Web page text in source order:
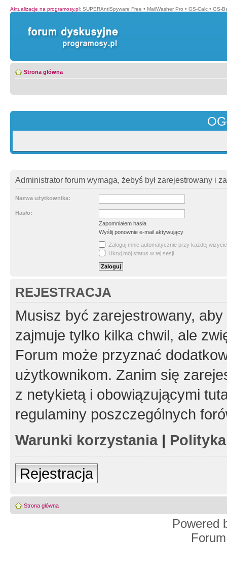
Aktualizacje na programosy.pl: SUPERAntiSpyware Free • MailWasher Pro • GS-Calc • GS-
Strona główna
Administrator forum wymaga, żebyś był zarejestrowany i
Nazwa użytkownika:
Hasło:
Zapomniałem hasła
Wyślij ponownie e-mail aktywujący
Zaloguj mnie automatycznie przy każdej wizycie
Ukryj mój status w tej sesji
REJESTRACJA
Musisz być zarejestrowany,
zajmuje tylko kilka chwil, ale
Forum może przyznać
użytkownikom. Zanim się
z netykietą i obowiązującymi
regulaminy poszczególnych
Warunki korzystania|
Rejestracja
Strona główna
Powered